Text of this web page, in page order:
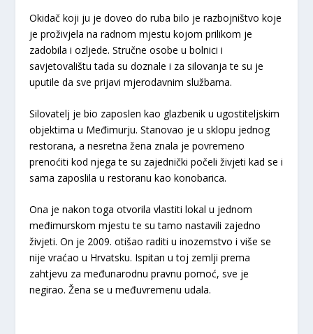
Okidač koji ju je doveo do ruba bilo je razbojništvo koje
je proživjela na radnom mjestu kojom prilikom je
zadobila i ozljede. Stručne osobe u bolnici i
savjetovalištu tada su doznale i za silovanja te su je
uputile da sve prijavi mjerodavnim službama.
Silovatelj je bio zaposlen kao glazbenik u ugostiteljskim
objektima u Međimurju. Stanovao je u sklopu jednog
restorana, a nesretna žena znala je povremeno
prenoćiti kod njega te su zajednički počeli živjeti kad se i
sama zaposlila u restoranu kao konobarica.
Ona je nakon toga otvorila vlastiti lokal u jednom
međimurskom mjestu te su tamo nastavili zajedno
živjeti. On je 2009. otišao raditi u inozemstvo i više se
nije vraćao u Hrvatsku. Ispitan u toj zemlji prema
zahtjevu za međunarodnu pravnu pomoć, sve je
negirao. Žena se u međuvremenu udala.